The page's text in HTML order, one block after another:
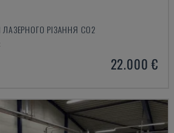
РІЗАННЯ CO2
22.000 €